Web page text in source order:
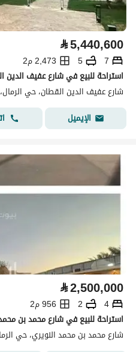
⃁5,440,600
7
5
2,473 م2
استراحة للبيع في شارع عفيف الدين
شارع عفيف الدين القطان، حي
الإيميل
⃁2,500,000
4
2
956 م2
شارع محمد بن محمد النويري، حي